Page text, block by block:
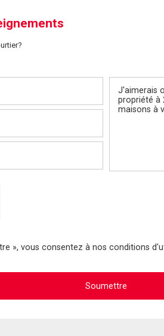
», vous consentez à nos conditions